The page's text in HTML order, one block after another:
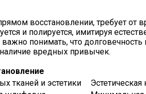
восстановлении, требует от
и полируется, имитируя
понимать, что
вредных привычек.
тканей и эстетики